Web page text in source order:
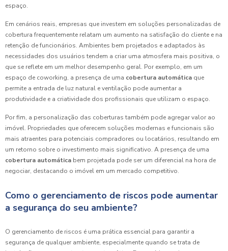
espaço.
Em cenários reais, empresas que investem em soluções personalizadas de
cobertura frequentemente relatam um aumento na satisfação do cliente e na
retenção de funcionários. Ambientes bem projetados e adaptados às
necessidades dos usuários tendem a criar uma atmosfera mais positiva, o
que se reflete em um melhor desempenho geral. Por exemplo, em um
espaço de coworking, a presença de uma cobertura automática que
permite a entrada de luz natural e ventilação pode aumentar a
produtividade e a criatividade dos profissionais que utilizam o espaço.
Por fim, a personalização das coberturas também pode agregar valor ao
imóvel. Propriedades que oferecem soluções modernas e funcionais são
mais atraentes para potenciais compradores ou locatários, resultando em
um retorno sobre o investimento mais significativo. A presença de uma
cobertura automática bem projetada pode ser um diferencial na hora de
negociar, destacando o imóvel em um mercado competitivo.
Como o gerenciamento de riscos pode aumentar
a segurança do seu ambiente?
O gerenciamento de riscos é uma prática essencial para garantir a
segurança de qualquer ambiente, especialmente quando se trata de